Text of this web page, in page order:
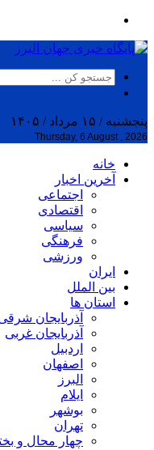
پنجشنبه / ۱۵ مرداد / ۱۴۰۵
Thursday, 6 August , 2026
خانه
آخرین اخبار
اجتماعی
اقتصادی
سیاسی
فرهنگی
ورزشی
ایران
بین الملل
استان ها
آذربایجان
آذربایجان غربی
اردبیل
اصفهان
البرز
ایلام
بوشهر
تهران
چهار محال و